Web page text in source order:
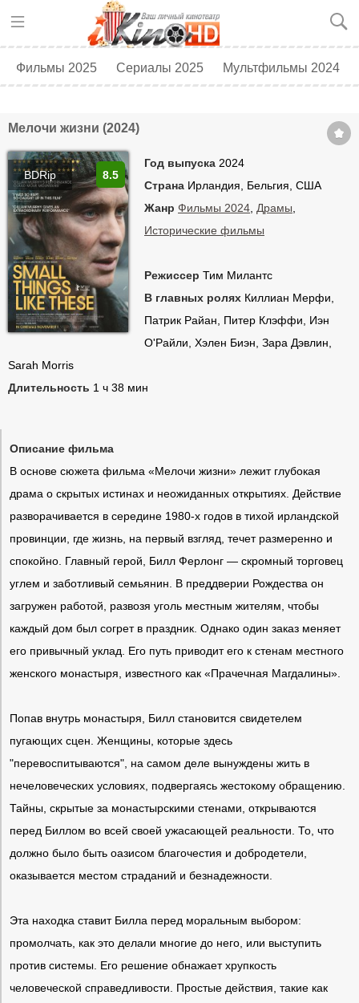
Фильмы 2025 Сериалы 2025 Мультфильмы 2024
Мелочи жизни (2024)
BDRip
Год выпуска 2024
Страна Ирландия, Бельгия, США
Жанр Фильмы 2024 Драмы
Исторические фильмы
Режиссер Тим Милантс
В главных ролях Киллиан Мерфи,
Патрик Райан, Питер Клэффи, Иэн
О'Райли, Хэлен Биэн, Зара Дэвлин,
Sarah Morris
Длительность 1 ч 38 мин
8.5
Описание фильма
В основе сюжета фильма «Мелочи жизни» лежит глубокая
драма о скрытых истинах и неожиданных открытиях. Действие
разворачивается в середине 1980-х годов в тихой ирландской
провинции, где жизнь, на первый взгляд, течет размеренно и
спокойно. Главный герой, Билл Ферлонг — скромный торговец
углем и заботливый семьянин. В преддверии Рождества он
загружен работой, развозя уголь местным жителям, чтобы
каждый дом был согрет в праздник. Однако один заказ меняет
его привычный уклад. Его путь приводит его к стенам местного
женского монастыря, известного как «Прачечная Магдалины».
Попав внутрь монастыря, Билл становится свидетелем
пугающих сцен. Женщины, которые здесь
"перевоспитываются", на самом деле вынуждены жить в
нечеловеческих условиях, подвергаясь жестокому обращению.
Тайны, скрытые за монастырскими стенами, открываются
перед Биллом во всей своей ужасающей реальности. То, что
должно было быть оазисом благочестия и добродетели,
оказывается местом страданий и безнадежности.
Эта находка ставит Билла перед моральным выбором:
промолчать, как это делали многие до него, или выступить
против системы. Его решение обнажает хрупкость
человеческой справедливости. Простые действия, такие как